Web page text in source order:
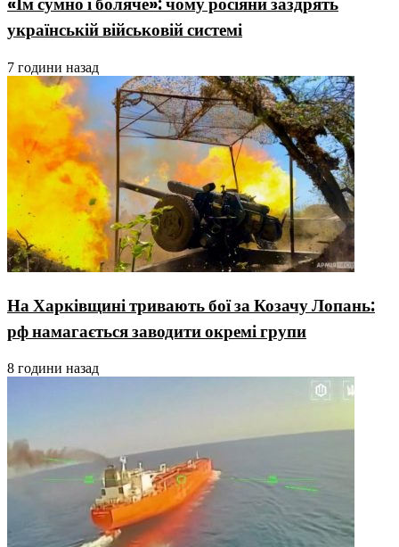
українській військовій системі
7 години назад
На Харківщині тривають бої за Козачу Лопань:
рф намагається заводити окремі групи
8 години назад